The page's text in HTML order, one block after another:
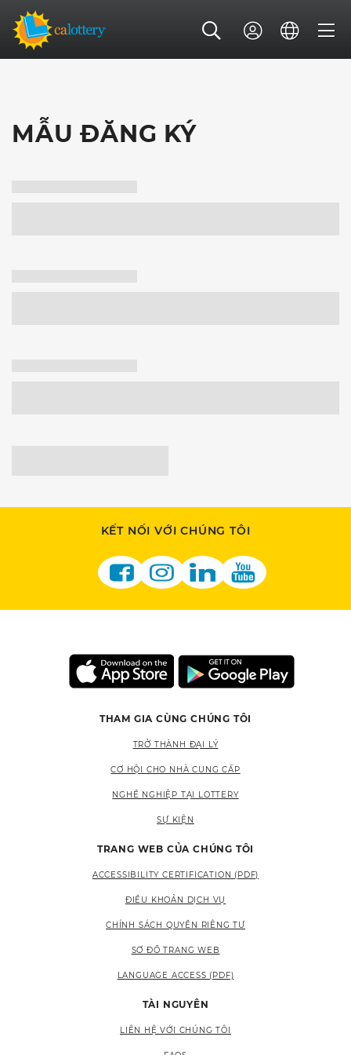
MẪU ĐĂNG KÝ
KẾT NỐI VỚI CHÚNG TÔI
THAM GIA CÙNG CHÚNG TÔI
TRỞ THÀNH ĐẠI LÝ
CƠ HỘI CHO NHÀ CUNG CẤP
NGHỀ NGHIỆP TẠI LOTTERY
SỰ KIỆN
TRANG WEB CỦA CHÚNG TÔI
ACCESSIBILITY CERTIFICATION (PDF)
ĐIỀU KHOẢN DỊCH VỤ
CHÍNH SÁCH QUYỀN RIÊNG TƯ
SƠ ĐỒ TRANG WEB
LANGUAGE ACCESS (PDF)
TÀI NGUYÊN
LIÊN HỆ VỚI CHÚNG TÔI